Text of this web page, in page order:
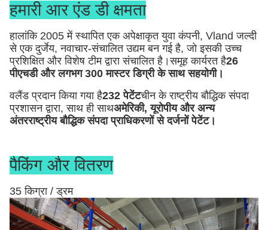
हमारी आर एंड डी क्षमता
हालांकि 2005 में स्थापित एक अपेक्षाकृत युवा कंपनी, Vland जल्दी
से एक दुर्जेय, नवाचार-संचालित उद्यम बन गई है, जो इसकी उच्च
प्रशिक्षित और विशेष टीम द्वारा संचालित है।समूह कार्यरत है26
पीएचडी और लगभग 300 मास्टर डिग्री के साथ सहयोगी।
वलैंड प्रदान किया गया है232 पेटेंटचीन के राष्ट्रीय बौद्धिक संपदा
प्रशासन द्वारा, साथ ही साथअमेरिकी, यूरोपीय और अन्य
अंतरराष्ट्रीय बौद्धिक संपदा प्राधिकरणों से दर्जनों पेटेंट।
पैकिंग और वितरण
35 किग्रा / ड्रम